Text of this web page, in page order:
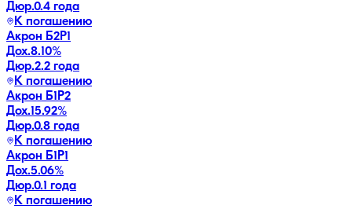
Дюр.0.4 года
К погашению
Акрон Б2P1
Дох.8.10%
Дюр.2.2 года
К погашению
Акрон Б1P2
Дох.15.92%
Дюр.0.8 года
К погашению
Акрон Б1P1
Дох.5.06%
Дюр.0.1 года
К погашению